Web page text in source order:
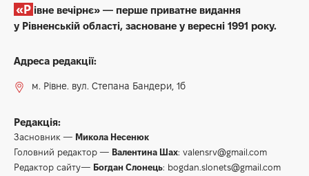
«Рівне вечірнє» — перше приватне видання
у Рівненській області, засноване у вересні 1991 року.
Адреса редакції:
м. Рівне. вул. Степана Бандери, 1б
Редакція:
Засновник — Микола Несенюк
Головний редактор — Валентина Шах: valensrv@gmail.com
Редактор сайту— Богдан Слонець: bogdan.slonets@gmail.com